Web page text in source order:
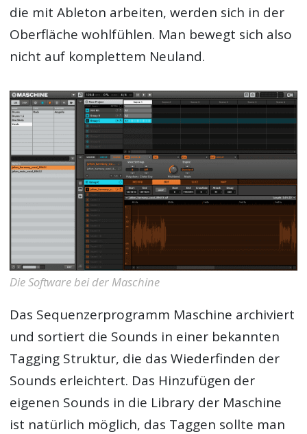
die mit Ableton arbeiten, werden sich in der
Oberfläche wohlfühlen. Man bewegt sich also
nicht auf komplettem Neuland.
Die Software bei der Maschine
Das Sequenzerprogramm Maschine archiviert
und sortiert die Sounds in einer bekannten
Tagging Struktur, die das Wiederfinden der
Sounds erleichtert. Das Hinzufügen der
eigenen Sounds in die Library der Maschine
ist natürlich möglich, das Taggen sollte man